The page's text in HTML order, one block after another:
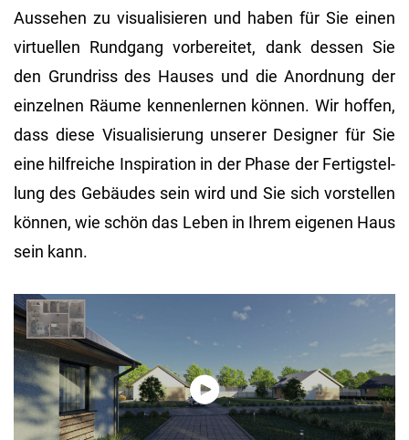
Aus­se­hen zu vi­sua­li­sie­ren und haben für Sie einen
vir­tu­el­len Rund­gang vor­be­rei­tet, dank des­sen Sie
den Grund­riss des Hau­ses und die An­ord­nung der
ein­zel­nen Räume ken­nen­ler­nen kön­nen. Wir hof­fen,
dass diese Vi­sua­li­sie­rung un­se­rer De­si­gner für Sie
eine hilf­rei­che In­spi­ra­ti­on in der Phase der Fer­tig­stel­
lung des Ge­bäu­des sein wird und Sie sich vor­stel­len
kön­nen, wie schön das Leben in Ihrem ei­ge­nen Haus
sein kann.